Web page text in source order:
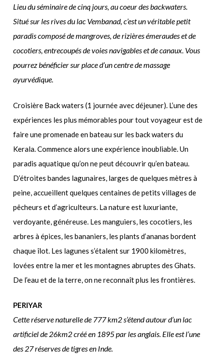
Lieu du séminaire de cinq jours, au coeur des backwaters.
Situé sur les rives du lac Vembanad, c’est un véritable petit
paradis composé de mangroves, de rizières émeraudes et de
cocotiers, entrecoupés de voies navigables et de canaux. Vous
pourrez bénéficier sur place d’un centre de massage
ayurvédique.
Croisière Back waters (1 journée avec déjeuner). L’une des
expériences les plus mémorables pour tout voyageur est de
faire une promenade en bateau sur les back waters du
Kerala. Commence alors une expérience inoubliable. Un
paradis aquatique qu’on ne peut découvrir qu’en bateau.
D’étroites bandes lagunaires, larges de quelques mètres à
peine, accueillent quelques centaines de petits villages de
pêcheurs et d’agriculteurs. La nature est luxuriante,
verdoyante, généreuse. Les manguiers, les cocotiers, les
arbres à épices, les bananiers, les plants d’ananas bordent
chaque îlot. Les lagunes s’étalent sur 1900 kilomètres,
lovées entre la mer et les montagnes abruptes des Ghats.
De l’eau et de la terre, on ne reconnaît plus les frontières.
PERIYAR
Cette réserve naturelle de 777 km2 s’étend autour d’un lac
artificiel de 26km2 créé en 1895 par les anglais. Elle est l’une
des 27 réserves de tigres en Inde.